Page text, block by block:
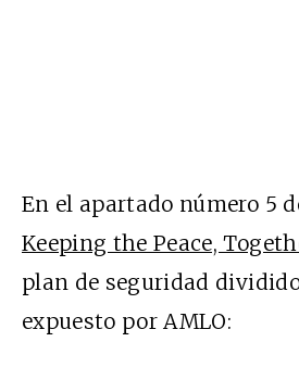
En el apartado número 5
Keeping the Peace,
plan de seguridad
expuesto por AMLO: